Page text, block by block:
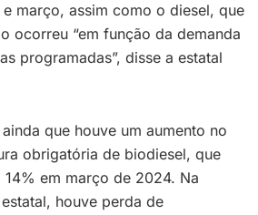
março, assim como o diesel, que
ocorreu “em função da demanda
programadas”, disse a estatal
que houve um aumento no
obrigatória de biodiesel, que
14% em março de 2024. Na
houve perda de